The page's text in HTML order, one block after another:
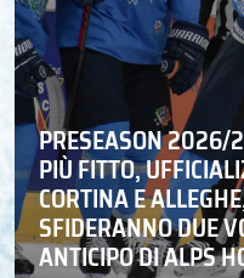
PRESEASON 2026/
PIÙ FITTO,
CORTINA E
SFIDERANNO DUE
ANTICIPO DI ALPS